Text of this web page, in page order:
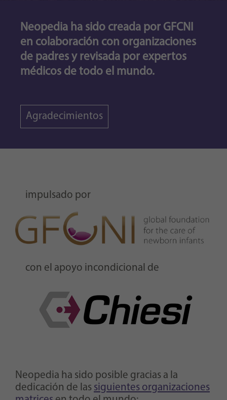
Neopedia ha sido creada por GFCNI
en colaboración con organizaciones
de padres y revisada por expertos
médicos de todo el mundo.
Agradecimientos
impulsado por
con el apoyo incondicional de
Neopedia ha sido posible gracias a la
dedicación de las siguientes organizaciones